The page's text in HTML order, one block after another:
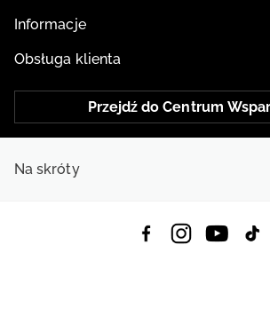
Informacje
Obsługa klienta
Przejdź do Centrum
Na skróty